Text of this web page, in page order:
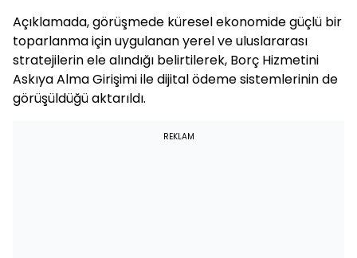
Açıklamada, görüşmede küresel ekonomide güçlü bir
toparlanma için uygulanan yerel ve uluslararası
stratejilerin ele alındığı belirtilerek, Borç Hizmetini
Askıya Alma Girişimi ile dijital ödeme sistemlerinin de
görüşüldüğü aktarıldı.
REKLAM